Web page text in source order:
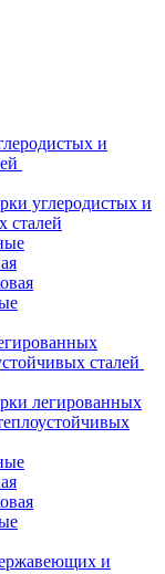
и
углеродистых и
сталей
сталей
легированных
и